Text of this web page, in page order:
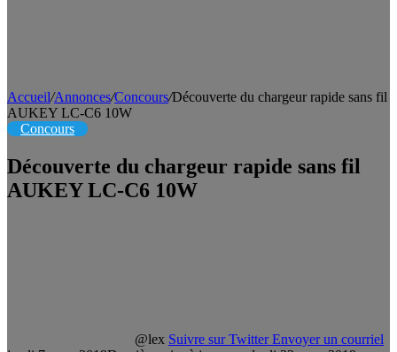
Accueil/Annonces/Concours/Découverte du chargeur rapide sans fil
AUKEY LC-C6 10W
Concours
Découverte du chargeur rapide sans fil
AUKEY LC-C6 10W
@lex Suivre sur Twitter Envoyer un courriel